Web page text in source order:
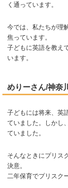
く通っています。
今では、私たちが理
焦っています。
子どもに英語を教え
います。
めりーさん/神奈
子どもには将来、英
ていました。しかし
ていました。
そんなときにプリス
決意。
二年保育でプリスク